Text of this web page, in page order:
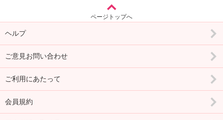
ページトップへ
ヘルプ
ご意見お問い合わせ
ご利用にあたって
会員規約